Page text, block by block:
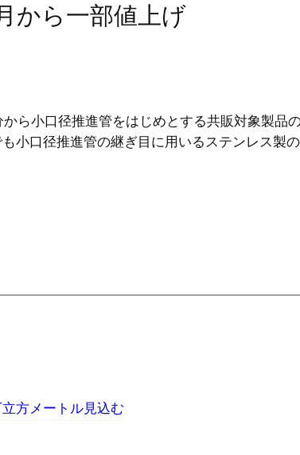
から一部値上げ
ら小口径推進管をはじめとする共販対象製品
小口径推進管の継ぎ目に用いるステンレス製
方メートル見込む